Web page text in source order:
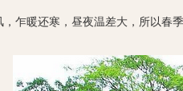
暖还寒，昼夜温差大，所以春季